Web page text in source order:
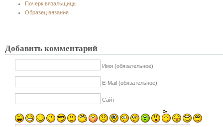
Почерк вязальщицы
Образец вязания
Добавить комментарий
Имя (обязательное)
E-Mail (обязательное)
Сайт